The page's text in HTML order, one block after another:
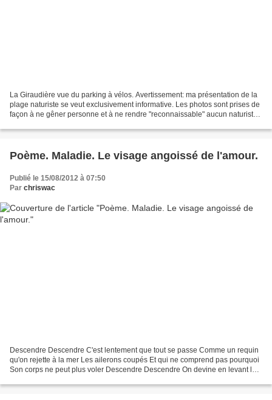
La Giraudière vue du parking à vélos. Avertissement: ma présentation de la
plage naturiste se veut exclusivement informative. Les photos sont prises de
façon à ne gêner personne et à ne rendre "reconnaissable" aucun naturiste.
Poème. Maladie. Le visage angoissé de l'amour.
Publié le 15/08/2012 à 07:50
Par chriswac
Descendre Descendre C'est lentement que tout se passe Comme un requin
qu'on rejette à la mer Les ailerons coupés Et qui ne comprend pas pourquoi
Son corps ne peut plus voler Descendre Descendre On devine en levant la